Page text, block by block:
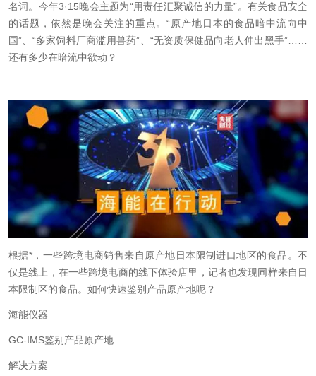
名词。今年3·15晚会主题为“用责任汇聚诚信的力量”。有关食品安全
的话题，依然是晚会关注的重点。“原产地日本的食品暗中流向中
国”、“多家饲料厂商滥用兽药”、“无资质保健品向老人伸出黑手”……
还有多少在暗流中欲动？
根据*，一些跨境电商销售来自原产地日本限制进口地区的食品。不
仅是线上，在一些跨境电商的线下体验店里，记者也发现同样来自日
本限制区的食品。如何快速鉴别产品原产地呢？
海能仪器
GC-IMS鉴别产品原产地
解决方案